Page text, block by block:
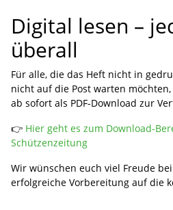
Digital lesen –
überall
Für alle, die das Heft nicht in
nicht auf die Post warten
ab sofort als PDF-Download zur
👉 Hier geht es zum Download-
Schützenzeitung
Wir wünschen euch viel Freude
erfolgreiche Vorbereitung auf die